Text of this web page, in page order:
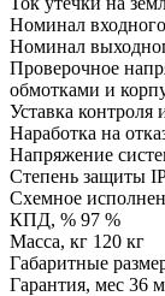
Номинал
Номинал
Проверочное
обмотками и
Уставка
Наработка на
Напряжение
Степень защиты
Схемное
КПД, % 97 %
Масса, кг 120 кг
Габаритные
Гарантия, мес 36